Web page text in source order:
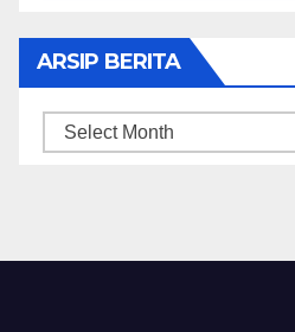
ARSIP BERITA
ARSIP